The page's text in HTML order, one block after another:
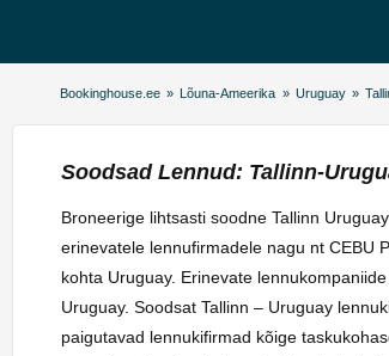
Bookinghouse.ee » Lõuna-Ameerika » Uruguay»
Soodsad Lennud: Tallinn-
Broneerige lihtsasti soodne Tallinn
erinevatele lennufirmadele nagu nt CEBU
kohta Uruguay. Erinevate
Uruguay. Soodsat Tallinn – Uruguay
paigutavad lennukifirmad kõige